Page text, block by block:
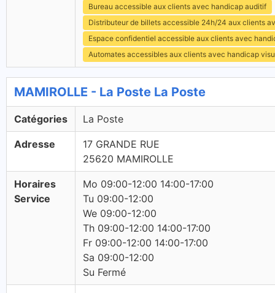
Bureau accessible aux clients avec handicap auditif
Distributeur de billets accessible 24h/24 aux clients
Espace confidentiel accessible aux clients avec
Automates accessibles aux clients avec handicap
MAMIROLLE - La Poste La Poste
Catégories La Poste
Adresse
17 GRANDE RUE
25620 MAMIROLLE
Horaires
Service
Mo 09:00-12:00 14:00-17:00
Tu 09:00-12:00
We 09:00-12:00
Th 09:00-12:00 14:00-17:00
Fr 09:00-12:00 14:00-17:00
Sa 09:00-12:00
Su Fermé